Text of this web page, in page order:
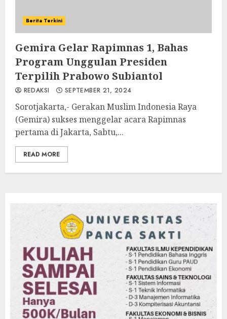
Berita Terkini
Gemira Gelar Rapimnas 1, Bahas
Program Unggulan Presiden
Terpilih Prabowo Subiantol
REDAKSI SEPTEMBER 21, 2024
Sorotjakarta,- Gerakan Muslim Indonesia Raya
(Gemira) sukses menggelar acara Rapimnas
pertama di Jakarta, Sabtu,...
READ MORE